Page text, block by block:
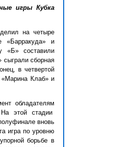
игры Кубка
на четыре
«Барракуда» и
«Б» составили
сыграли сборная
в четвертой
«Марина Клаб» и
обладателям
этой стадии
вновь
игра по уровню
борьбе в